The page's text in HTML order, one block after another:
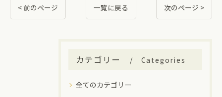
< 前のページ 一覧に戻る 次のページ >
カテゴリー Categories
全てのカテゴリー